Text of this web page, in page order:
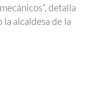
detalla
alcaldesa de la